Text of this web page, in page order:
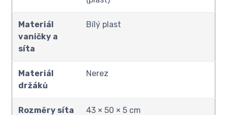
Materiál
vaničky a
síta
Bílý plast
Materiál
držáků
Nerez
Rozměry síta 43 × 50 × 5 cm